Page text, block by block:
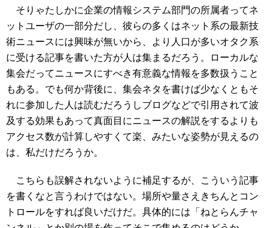
そりゃたしかに企業の情報システム部門の所属者ってネ
ットユーザの一部分だし、彼らの多くはネット系の最新技
術ニュースには興味が無いから、より人口が多いオタク系
に受ける記事を書いた方が人は集まるだろう。ローカルな
集会だってニュースにすべき有意義な情報を多数扱うこと
もある。でも何か背後に、集会ネタを書けば少なくともそ
れに参加した人は読むだろうしブログなどで引用されて波
及する効果もあって真面目にニュースの解説をするよりも
アクセス数が計算しやすくて楽、みたいな姿勢が見えるの
は、私だけだろうか。
こちらも誤解されないように補足するが、こういう記事
を書くなと言うわけではない。場所や量さえきちんとコン
トロールをすれば良いだけだ。具体的には「ねとらんチャ